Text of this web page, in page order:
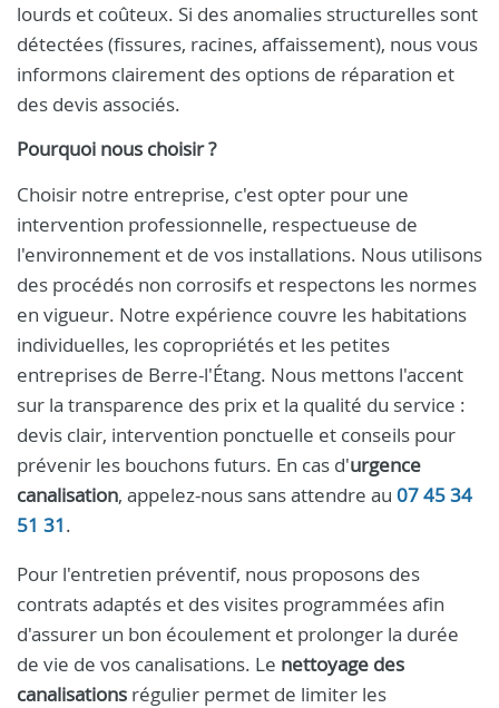
lourds et coûteux. Si des anomalies structurelles sont
détectées (fissures, racines, affaissement), nous vous
informons clairement des options de réparation et
des devis associés.
Pourquoi nous choisir ?
Choisir notre entreprise, c'est opter pour une
intervention professionnelle, respectueuse de
l'environnement et de vos installations. Nous utilisons
des procédés non corrosifs et respectons les normes
en vigueur. Notre expérience couvre les habitations
individuelles, les copropriétés et les petites
entreprises de Berre-l'Étang. Nous mettons l'accent
sur la transparence des prix et la qualité du service :
devis clair, intervention ponctuelle et conseils pour
prévenir les bouchons futurs. En cas d'urgence
canalisation, appelez-nous sans attendre au 07 45 34
51 31.
Pour l'entretien préventif, nous proposons des
contrats adaptés et des visites programmées afin
d'assurer un bon écoulement et prolonger la durée
de vie de vos canalisations. Le nettoyage des
canalisations régulier permet de limiter les